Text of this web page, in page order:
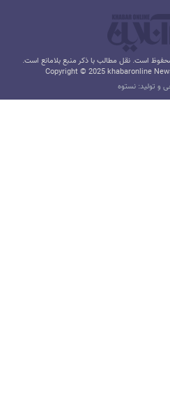
است. نقل مطالب با ذکر منبع بلامانع است.
Copyright © 2025 khabaronline
و تولید: نستوه